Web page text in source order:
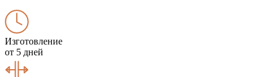
Изготовление
от 5 дней